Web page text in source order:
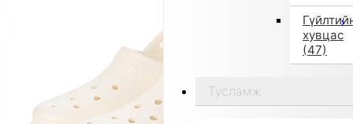
хувцас
(47)
Тусламж